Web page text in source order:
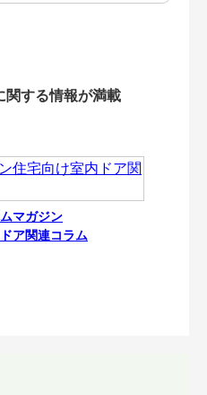
関する情報が満載
マガジン
ア関連コラム